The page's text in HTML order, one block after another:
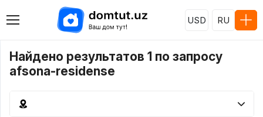
USD RU
Найдено результатов 1 по запросу
afsona-residense